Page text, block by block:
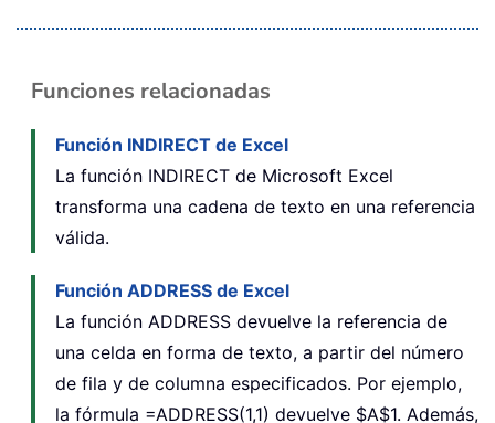
Funciones relacionadas
Función INDIRECT de Excel
La función INDIRECT de Microsoft Excel
transforma una cadena de texto en una referencia
válida.
Función ADDRESS de Excel
La función ADDRESS devuelve la referencia de
una celda en forma de texto, a partir del número
de fila y de columna especificados. Por ejemplo,
la fórmula =ADDRESS(1,1) devuelve $A$1. Además,